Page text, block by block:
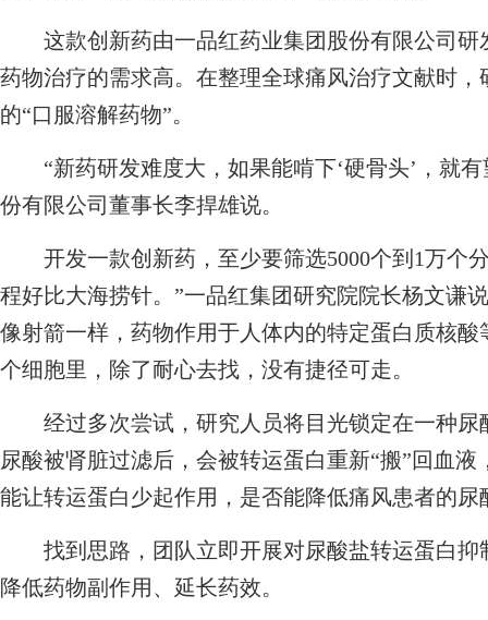
这款创新药由一品红药业集团股份有限公司研
药物治疗的需求高。在整理全球痛风治疗文献时
的“口服溶解药物”。
“新药研发难度大，如果能啃下‘硬骨头’，就有
份有限公司董事长李捍雄说。
开发一款创新药，至少要筛选5000个到1万个
程好比大海捞针。”一品红集团研究院院长杨文谦
像射箭一样，药物作用于人体内的特定蛋白质核
个细胞里，除了耐心去找，没有捷径可走。
经过多次尝试，研究人员将目光锁定在一种尿
尿酸被肾脏过滤后，会被转运蛋白重新“搬”回血
能让转运蛋白少起作用，是否能降低痛风患者的尿
找到思路，团队立即开展对尿酸盐转运蛋白抑
降低药物副作用、延长药效。